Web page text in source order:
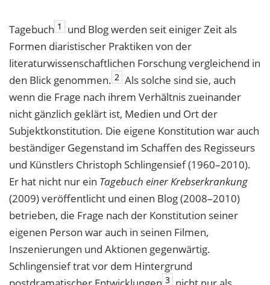
Tagebuch 1
und Blog werden seit einiger Zeit als
Formen diaristischer Praktiken von der
literaturwissenschaftlichen Forschung vergleichend in
den Blick genommen. 2 Als solche sind sie, auch
wenn die Frage nach ihrem Verhältnis zueinander
nicht gänzlich geklärt ist, Medien und Ort der
Subjektkonstitution. Die eigene Konstitution war auch
beständiger Gegenstand im Schaffen des Regisseurs
und Künstlers Christoph Schlingensief (1960–2010).
Er hat nicht nur ein Tagebuch einer Krebserkrankung
(2009) veröffentlicht und einen Blog (2008–2010)
betrieben, die Frage nach der Konstitution seiner
eigenen Person war auch in seinen Filmen,
Inszenierungen und Aktionen gegenwärtig.
Schlingensief trat vor dem Hintergrund
3